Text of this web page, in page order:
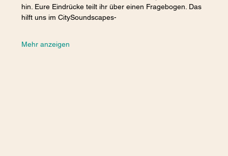
hin. Eure Eindrücke teilt ihr über einen Fragebogen. Das
hilft uns im CitySoundscapes-
Mehr anzeigen